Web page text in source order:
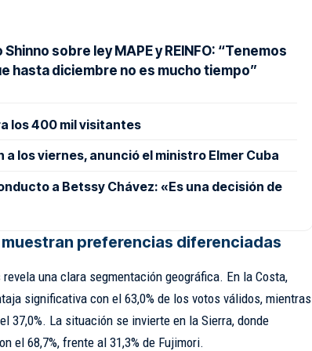
Shinno sobre ley MAPE y REINFO: “Tenemos
hasta diciembre no es mucho tiempo”
los 400 mil visitantes
a los viernes, anunció el ministro Elmer Cuba
a Betssy Chávez: «Es una decisión de
muestran preferencias diferenciadas
una clara segmentación geográfica. En la Costa,
significativa con el 63,0% de los votos válidos, mientras
37,0%. La situación se invierte en la Sierra, donde
el 68,7%, frente al 31,3% de Fujimori.